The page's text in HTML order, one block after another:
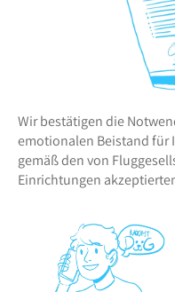
Wir bestätigen die
emotionalen Beistand für
gemäß den von
Einrichtungen